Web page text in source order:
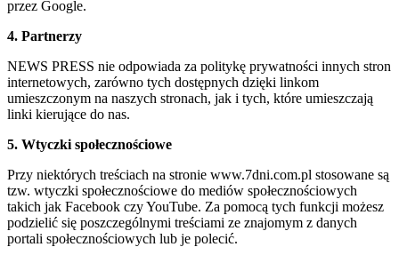
przez Google.
4. Partnerzy
NEWS PRESS nie odpowiada za politykę prywatności innych stron
internetowych, zarówno tych dostępnych dzięki linkom
umieszczonym na naszych stronach, jak i tych, które umieszczają
linki kierujące do nas.
5. Wtyczki społecznościowe
Przy niektórych treściach na stronie www.7dni.com.pl stosowane są
tzw. wtyczki społecznościowe do mediów społecznościowych
takich jak Facebook czy YouTube. Za pomocą tych funkcji możesz
podzielić się poszczególnymi treściami ze znajomym z danych
portali społecznościowych lub je polecić.